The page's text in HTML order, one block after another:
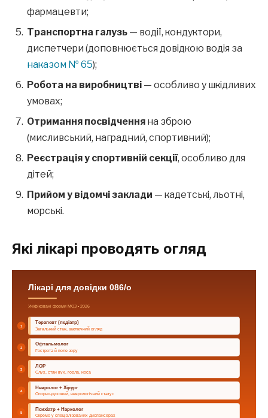
фармацевти;
Транспортна галузь — водії, кондуктори,
диспетчери (доповнюється довідкою водія за
наказом № 65);
Робота на виробництві — особливо у шкідливих
умовах;
Отримання посвідчення на зброю
(мисливський, наградний, спортивний);
Реєстрація у спортивній секції, особливо для
дітей;
Прийом у відомчі заклади — кадетські, льотні,
морські.
Які лікарі проводять огляд